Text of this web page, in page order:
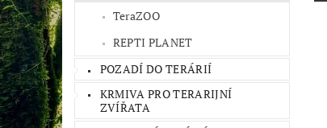
TeraZOO
REPTI PLANET
POZADÍ DO TERÁRIÍ
KRMIVA PRO TERARIJNÍ
ZVÍŘATA